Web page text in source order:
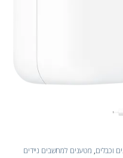
וכבלים, מטענים למחשבים ניידים